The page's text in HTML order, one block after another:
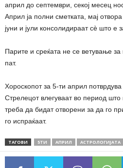
април до септември, секој месец
Април ја полни сметката, мај
јуни и јули консолидираат сè што е
Парите и среќата не се ветување
пат.
Хороскопот за 5-ти април
Стрелецот влегуваат во период
треба да бидат отворени за да го
го испраќаат.
ТАГОВИ 5ТИ АПРИЛ АСТРОЛОГИЈАТА